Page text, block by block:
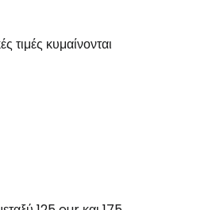
τιμές κυμαίνονται